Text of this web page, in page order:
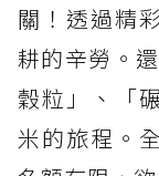
關！透過精
耕的辛勞。
穀粒」、「
米的旅程。